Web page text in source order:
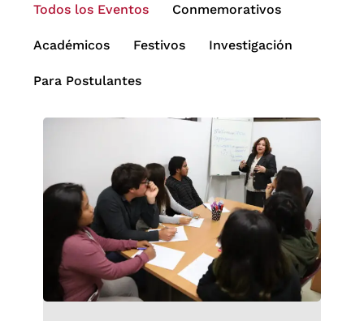
Todos los Eventos Conmemorativos
Académicos Festivos Investigación
Para Postulantes